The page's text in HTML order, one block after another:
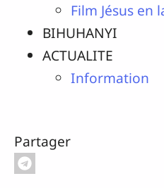
Film Jésus en
BIHUHANYI
ACTUALITE
Information
Partager